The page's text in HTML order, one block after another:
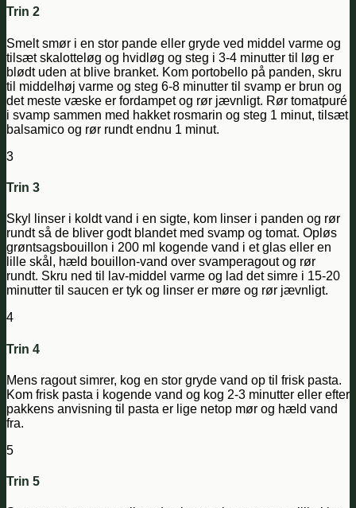
Trin 2
Smelt smør i en stor pande eller gryde ved middel varme og
tilsæt skalotteløg og hvidløg og steg i 3-4 minutter til løg er
blødt uden at blive branket. Kom portobello på panden, skru
til middelhøj varme og steg 6-8 minutter til svamp er brun og
det meste væske er fordampet og rør jævnligt. Rør tomatpuré
i svamp sammen med hakket rosmarin og steg 1 minut, tilsæt
balsamico og rør rundt endnu 1 minut.
3
Trin 3
Skyl linser i koldt vand i en sigte, kom linser i panden og rør
rundt så de bliver godt blandet med svamp og tomat. Opløs
grøntsagsbouillon i 200 ml kogende vand i et glas eller en
lille skål, hæld bouillon-vand over svamperagout og rør
rundt. Skru ned til lav-middel varme og lad det simre i 15-20
minutter til saucen er tyk og linser er møre og rør jævnligt.
4
Trin 4
Mens ragout simrer, kog en stor gryde vand op til frisk pasta.
Kom frisk pasta i kogende vand og kog 2-3 minutter eller efter
pakkens anvisning til pasta er lige netop mør og hæld vand
fra.
5
Trin 5